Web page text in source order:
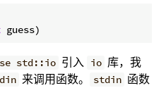
std::io 引入 io 库，我
来调用函数。 stdin 函数